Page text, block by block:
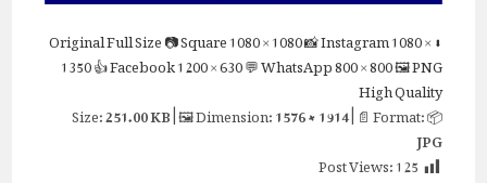
⬇ Original
Full Size📷 Square1080 × 1080📸 Instagram1080 ×
1350👍 Facebook1200 × 630💬 WhatsApp800 × 800🖼 PNG
High Quality
📦 Size:
251.00 KB| 🖼 Dimension:1576 × 1914| 📄 Format:
JPG
Post Views:125